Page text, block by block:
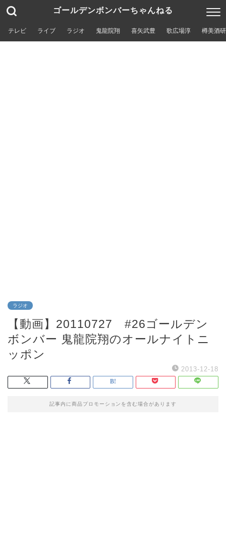
ゴールデンボンバーちゃんねる
テレビ ライブ ラジオ 鬼龍院翔 喜矢武豊 歌広場淳 樽美酒
ラジオ
【動画】20110727 #26ゴールデン
ボンバー 鬼龍院翔のオールナイトニ
ッポン
2013-12-18
記事内に商品プロモーションを含む場合があります